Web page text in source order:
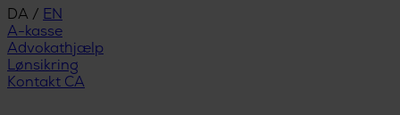
DA / EN
A-kasse
Advokathjælp
Lønsikring
Kontakt CA